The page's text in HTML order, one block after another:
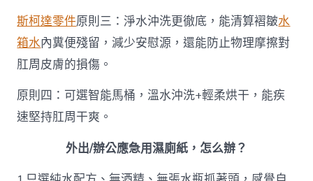
斯柯達零件原則三：淨水沖洗更徹底，能清算褶皺水
箱水內糞便殘留，減少安慰源，還能防止物理摩擦對
肛周皮膚的損傷。
原則四：可選智能馬桶，溫水沖洗+輕柔烘干，能疾
速堅持肛周干爽。
外出/辦公應急用濕廁紙，怎么辦？